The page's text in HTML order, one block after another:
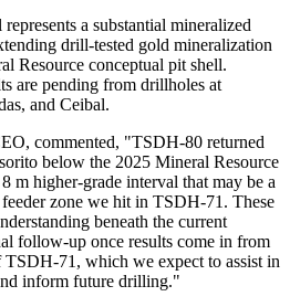
a substantial mineralized
drill-tested gold mineralization
Resource conceptual pit shell.
are pending from drillholes at
and Ceibal.
commented, "TSDH-80 returned
below the 2025 Mineral Resource
m higher-grade interval that may be a
zone we hit in TSDH-71. These
beneath the current
follow-up once results come in from
71, which we expect to assist in
inform future drilling."